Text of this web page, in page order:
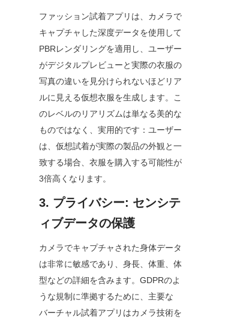
ファッション試着アプリは、カメラで
キャプチャした深度データを使用して
PBRレンダリングを適用し、ユーザー
がデジタルプレビューと実際の衣服の
写真の違いを見分けられないほどリア
ルに見える仮想衣服を生成します。こ
のレベルのリアリズムは単なる美的な
ものではなく、実用的です：ユーザー
は、仮想試着が実際の製品の外観と一
致する場合、衣服を購入する可能性が
3倍高くなります。
3. プライバシー: センシテ
ィブデータの保護
カメラでキャプチャされた身体データ
は非常に敏感であり、身長、体重、体
型などの詳細を含みます。GDPRのよ
うな規制に準拠するために、主要な
バーチャル試着アプリはカメラ技術を